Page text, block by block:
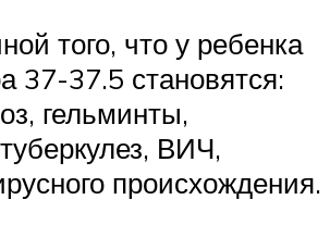
того, что у ребенка
37-37.5 становятся:
гельминты,
ВИЧ,
происхождения.